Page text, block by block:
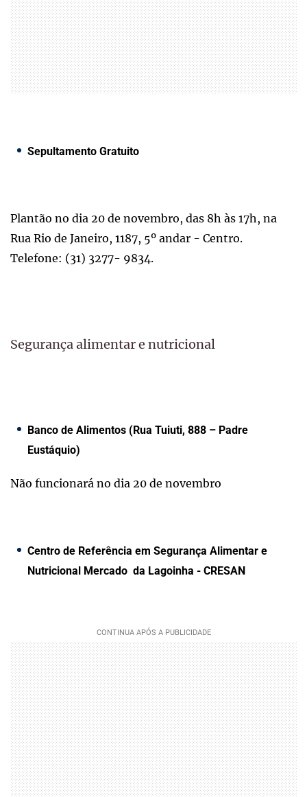
Sepultamento Gratuito
Plantão no dia 20 de novembro, das 8h às 17h, na
Rua Rio de Janeiro, 1187, 5º andar - Centro.
Telefone: (31) 3277- 9834.
Segurança alimentar e nutricional
Banco de Alimentos (Rua Tuiuti, 888 – Padre
Eustáquio)
Não funcionará no dia 20 de novembro
Centro de Referência em Segurança Alimentar e
Nutricional Mercado da Lagoinha - CRESAN